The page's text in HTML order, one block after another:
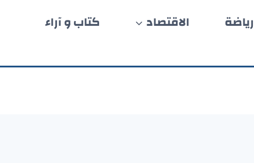
رياضة الاقتصاد
كتاب و آراء